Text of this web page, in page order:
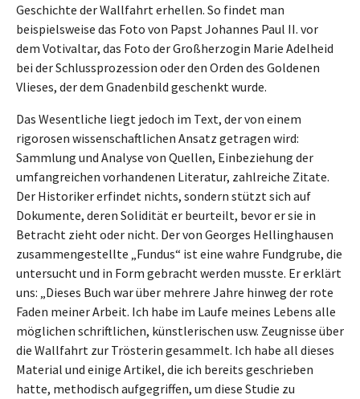
Geschichte der Wallfahrt erhellen. So findet man
beispielsweise das Foto von Papst Johannes Paul II. vor
dem Votivaltar, das Foto der Großherzogin Marie Adelheid
bei der Schlussprozession oder den Orden des Goldenen
Vlieses, der dem Gnadenbild geschenkt wurde.
Das Wesentliche liegt jedoch im Text, der von einem
rigorosen wissenschaftlichen Ansatz getragen wird:
Sammlung und Analyse von Quellen, Einbeziehung der
umfangreichen vorhandenen Literatur, zahlreiche Zitate.
Der Historiker erfindet nichts, sondern stützt sich auf
Dokumente, deren Solidität er beurteilt, bevor er sie in
Betracht zieht oder nicht. Der von Georges Hellinghausen
zusammengestellte „Fundus“ ist eine wahre Fundgrube, die
untersucht und in Form gebracht werden musste. Er erklärt
uns: „Dieses Buch war über mehrere Jahre hinweg der rote
Faden meiner Arbeit. Ich habe im Laufe meines Lebens alle
möglichen schriftlichen, künstlerischen usw. Zeugnisse über
die Wallfahrt zur Trösterin gesammelt. Ich habe all dieses
Material und einige Artikel, die ich bereits geschrieben
hatte, methodisch aufgegriffen, um diese Studie zu